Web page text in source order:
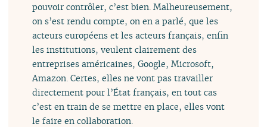
pouvoir contrôler, c’est bien. Malheureusement,
on s’est rendu compte, on en a parlé, que les
acteurs européens et les acteurs français, enfin
les institutions, veulent clairement des
entreprises américaines, Google, Microsoft,
Amazon. Certes, elles ne vont pas travailler
directement pour l’État français, en tout cas
c’est en train de se mettre en place, elles vont
le faire en collaboration.